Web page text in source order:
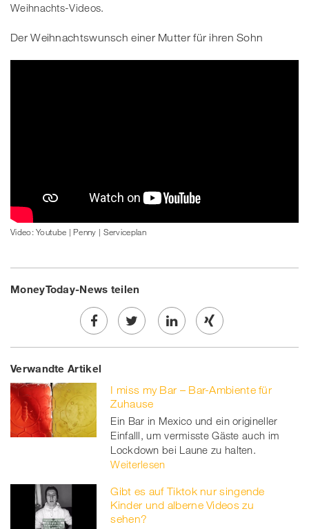
Weihnachts-Videos.
Der Weihnachtswunsch einer Mutter für ihren Sohn
Video: Youtube | Penny | Serviceplan
MoneyToday-News teilen
Share
on
Facebook
Twe
on
twitt
er
Share
linkedin
Share
Xing
Verwandte Artikel
I miss my Bar – Bar-Ambiente für
Zuhause
Ein Bar in Mexico und ein origineller
Einfalll, um vermisste Gäste auch im
Lockdown bei Laune zu halten.
Weiterlesen
Gibt es auf Tiktok nur singende
Kinder und alberne Videos zu
sehen?